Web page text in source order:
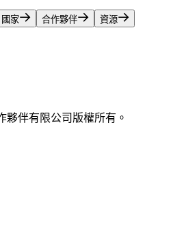
國家​​ 合作夥伴​​ 資源​​
夥伴有限公司版權所有。​​